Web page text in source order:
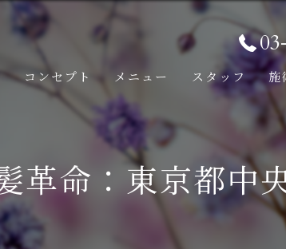
コンセプト メニュー スタッフ 施
革命：東京都中